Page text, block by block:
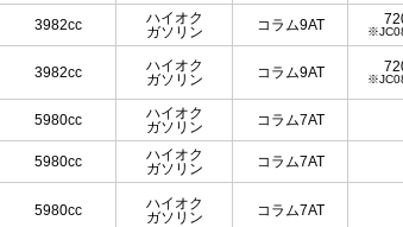
3982cc
ハイオク
ガソリン
コラム9AT
3982cc
ハイオク
ガソリン
コラム9AT
5980cc
ハイオク
ガソリン
コラム7AT
5980cc
ハイオク
ガソリン
コラム7AT
5980cc
ハイオク
ガソリン
コラム7AT